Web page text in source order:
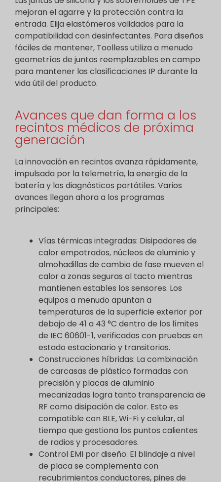
mejoran el agarre y la protección contra la
entrada. Elija elastómeros validados para la
compatibilidad con desinfectantes. Para diseños
fáciles de mantener, Toolless utiliza a menudo
geometrías de juntas reemplazables en campo
para mantener las clasificaciones IP durante la
vida útil del producto.
Avances que dan forma a los
recintos médicos de próxima
generación
La innovación en recintos avanza rápidamente,
impulsada por la telemetría, la energía de la
batería y los diagnósticos portátiles. Varios
avances llegan ahora a los programas
principales:
Vías térmicas integradas: Disipadores de
calor empotrados, núcleos de aluminio y
almohadillas de cambio de fase mueven el
calor a zonas seguras al tacto mientras
mantienen estables los sensores. Los
equipos a menudo apuntan a
temperaturas de la superficie exterior por
debajo de 41 a 43 °C dentro de los límites
de IEC 60601-1, verificadas con pruebas en
estado estacionario y transitorias.
Construcciones híbridas: La combinación
de carcasas de plástico formadas con
precisión y placas de aluminio
mecanizadas logra tanto transparencia de
RF como disipación de calor. Esto es
compatible con BLE, Wi-Fi y celular, al
tiempo que gestiona los puntos calientes
de radios y procesadores.
Control EMI por diseño: El blindaje a nivel
de placa se complementa con
recubrimientos conductores, pines de